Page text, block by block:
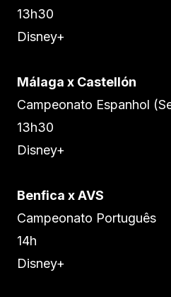
13h30
Disney+
Málaga x Castellón
Campeonato Espanhol
13h30
Disney+
Benfica x AVS
Campeonato Português
14h
Disney+